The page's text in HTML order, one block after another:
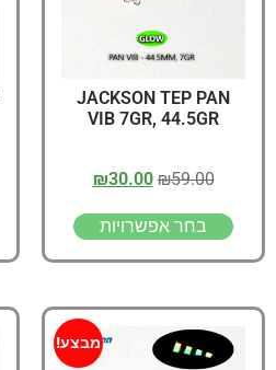
JACKSON TEP PAN
VIB 7GR, 44.5GR
₪59.00
₪30.00
בחר אפשרויות
מבצע!